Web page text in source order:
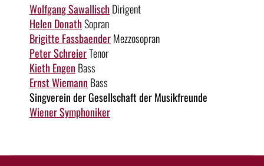
Wolfgang SawallischDirigent
Helen DonathSopran
Brigitte FassbaenderMezzosopran
Peter SchreierTenor
Kieth Engen Bass
Ernst Wiemann Bass
Singverein der Gesellschaft der Musikfreunde
Wiener Symphoniker